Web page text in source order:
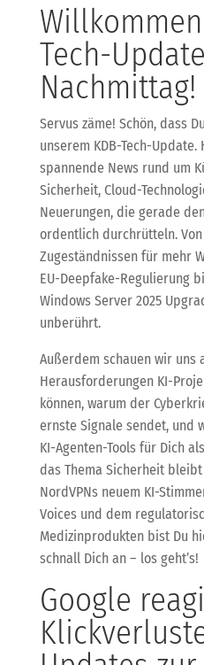
Tech-
Nachmittag!
Servus zäme! Schön, dass
unserem KDB-Tech-
spannende News rund um
Sicherheit, Cloud-
Neuerungen, die gerade
ordentlich durchrütteln. Von
Zugeständnissen für mehr
EU-Deepfake-Regulierung
Windows Server 2025
unberührt.
Außerdem schauen wir uns
Herausforderungen KI-
können, warum der
ernste Signale sendet, und
KI-Agenten-Tools für Dich
das Thema Sicherheit
NordVPNs neuem KI-
Voices und dem
Medizinprodukten bist Du
schnall Dich an – los geht’s!
Google